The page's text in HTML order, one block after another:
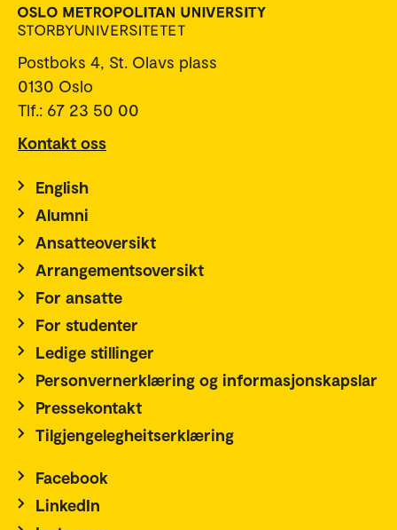
Postboks 4, St. Olavs plass
0130 Oslo
Tlf.: 67 23 50 00
Kontakt oss
English
Alumni
Ansatteoversikt
Arrangementsoversikt
For ansatte
For studenter
Ledige stillinger
Personvernerklæring og informasjonskapslar
Pressekontakt
Tilgjengelegheitserklæring
Facebook
LinkedIn